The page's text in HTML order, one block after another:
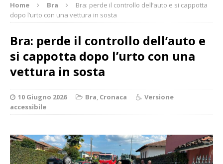
Home Bra
Bra: perde il controllo dell’auto e si cappotta
dopo l’urto con una vettura in sosta
Bra: perde il controllo dell’auto e
si cappotta dopo l’urto con una
vettura in sosta
10 Giugno 2026 Bra, Cronaca
Versione
accessibile